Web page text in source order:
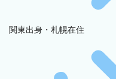
関東出身・札幌在住